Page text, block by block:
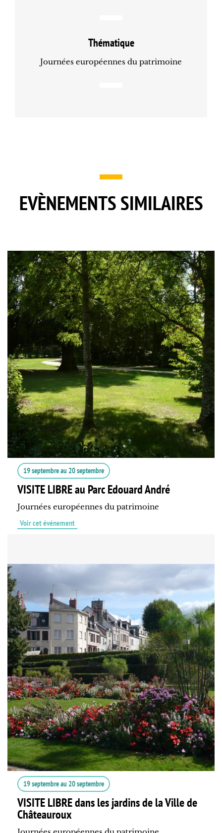
Thématique
Journées européennes du patrimoine
EVÈNEMENTS SIMILAIRES
19 septembreau 20 septembre
VISITE LIBRE au Parc Edouard André
Journées européennes du patrimoine
Voir cet événement
19 septembreau 20 septembre
VISITE LIBRE dans les jardins de la Ville de
Châteauroux